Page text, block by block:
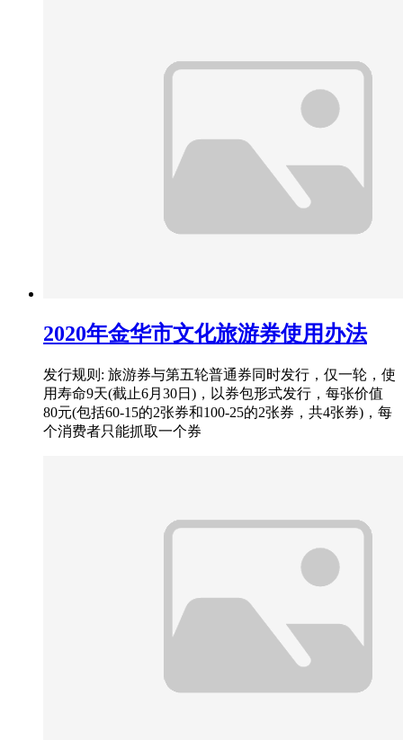
2020年金华市文化旅游券使用办法
发行规则: 旅游券与第五轮普通券同时发行，仅一轮，使
用寿命9天(截止6月30日)，以券包形式发行，每张价值
80元(包括60-15的2张券和100-25的2张券，共4张券)，每
个消费者只能抓取一个券